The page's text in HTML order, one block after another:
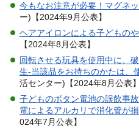
今もなお注意が必要！マグネ
ー)【2024年9月公表】
ヘアアイロンによる子どもの
【2024年8月公表】
回転させる玩具を使用中に、
生-当該品をお持ちのかたは、
活センター)【2024年8月公表】
子どものボタン電池の誤飲事
電によるアルカリで消化管が
024年7月公表】